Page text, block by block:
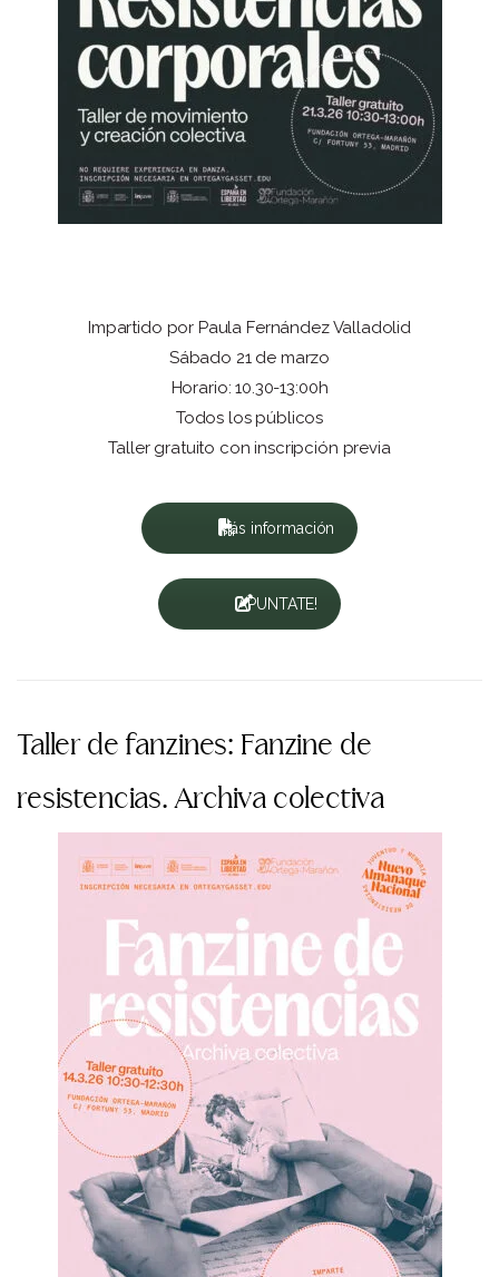
Impartido por Paula Fernández Valladolid
Sábado 21 de marzo
Horario: 10.30-13:00h
Todos los públicos
Taller gratuito con inscripción previa
Más información
¡APUNTATE!
Taller de fanzines: Fanzine de
resistencias. Archiva colectiva